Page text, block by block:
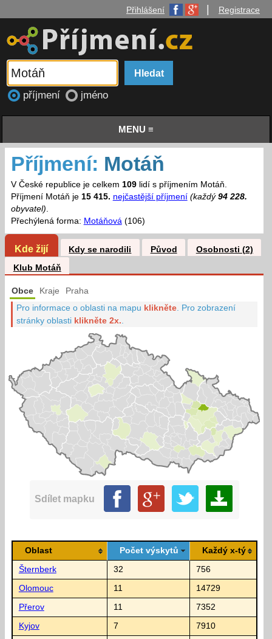
Přihlášení Registrace
příjmení jméno
MENU ≡
Příjmení: Motáň
V České republice je celkem 109lidí s příjmením Motáň.
Příjmení Motáň je 15 415. nejčastější příjmení (každý 94 228.
obyvatel).
Přechýlená forma: Motáňová(106)
Kde žijí Kdy se narodili Původ
Osobnosti (2)
Klub Motáň
Obce Kraje Praha
Pro informace o oblasti na mapu klikněte Pro zobrazení
stránky oblasti klikněte 2x.
Sdílet mapku
Oblast Počet výskytů Každý x-tý
Šternberk 32 756
Olomouc 11 14729
Přerov 11 7352
Kyjov 7 7910